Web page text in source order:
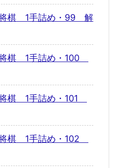
将棋 1手詰め・99 解
棋 1手詰め・100
棋 1手詰め・101
棋 1手詰め・102